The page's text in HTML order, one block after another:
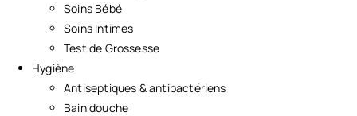
Soins Bébé
Soins Intimes
Test de Grossesse
Hygiène
Antiseptiques & antibactériens
Bain douche